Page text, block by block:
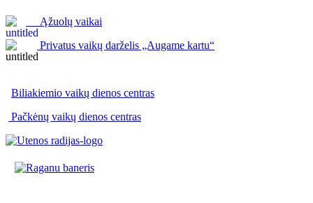
Ąžuolų vaikai
Privatus vaikų darželis „Augame kartu“
Biliakiemio vaikų dienos centras
Pačkėnų vaikų dienos centras